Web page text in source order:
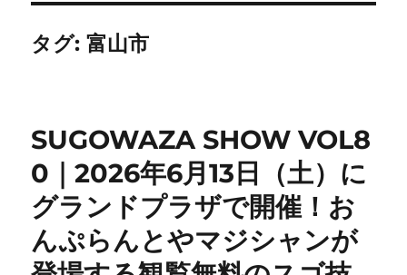
タグ:富山市
SUGOWAZA SHOW VOL8
0｜2026年6月13日（土）に
グランドプラザで開催！お
んぷらんとやマジシャンが